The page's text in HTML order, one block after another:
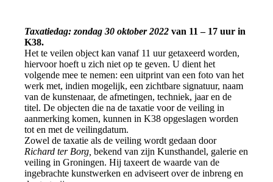
Taxatiedag: zondag 30 oktober 2022 van 11 – 17 uur in
K38.
Het te veilen object kan vanaf 11 uur getaxeerd worden,
hiervoor hoeft u zich niet op te geven. U dient het
volgende mee te nemen: een uitprint van een foto van het
werk met, indien mogelijk, een zichtbare signatuur, naam
van de kunstenaar, de afmetingen, techniek, jaar en de
titel. De objecten die na de taxatie voor de veiling in
aanmerking komen, kunnen in K38 opgeslagen worden
tot en met de veilingdatum.
Zowel de taxatie als de veiling wordt gedaan door
Richard ter Borg,bekend van zijn Kunsthandel, galerie en
veiling in Groningen. Hij taxeert de waarde van de
ingebrachte kunstwerken en adviseert over de inbreng en